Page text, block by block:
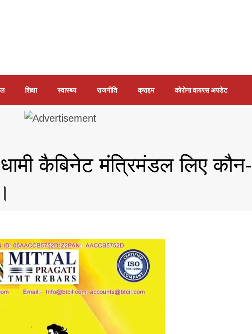
शिक्षा स्वास्थ्य राजनीति क्राइम कोरोना वायरस अपडेट
कैबिनेट मंत्रिमंडल लिए कौन-